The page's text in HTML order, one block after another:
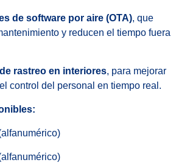
de software por aire (OTA), que
y reducen el tiempo fuera
rastreo en interiores, para mejorar
control del personal en tiempo real.